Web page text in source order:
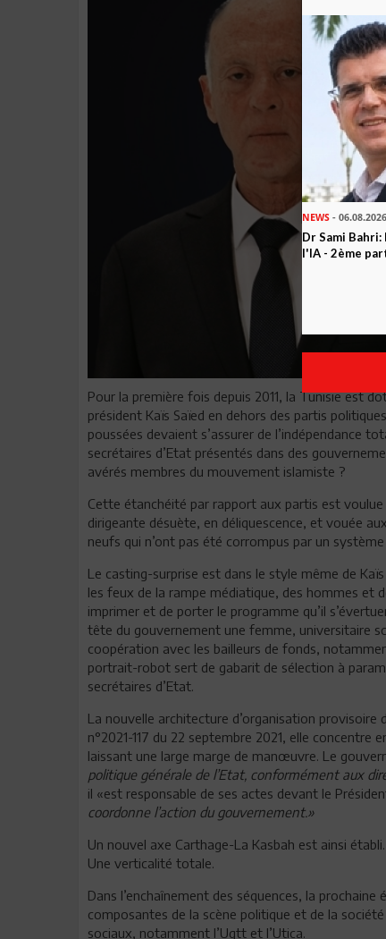
Pour la première fois depuis 2011, la Tunisie est
président Kaïs Saïed en dehors des partis
poussées devaient s’assurer de l’indépendance
secrétaires d’Etat présentés dans des
avérés membres du mouvement islamiste ?
Cette étanchéité par rapport aux partis est
dirigeante désuète, en déliquescence, et vouée
neufs qui n’ont pas été corrompus par un
Le casting-surprise est dans le style même de
les feux de la rampe médiatique, des hommes et
imprimer et de porter le programme qu’il
tête du gouvernement une femme, universitaire
coopération avec les bailleurs de fonds,
portrait-robot sert de gabarit de sélection à
secrétaires d’Etat.
La nouvelle architecture d’organisation
n°2021-117 du 22 septembre 2021, elle
laissant une large marge de manœuvre. Le
politique générale de l’Etat, conformément aux
il «est responsable de ses actes devant le
coordonne l’action du gouvernement.»
Un nouvel axe Carthage-La Kasbah est ainsi
Une verticalité totale.
Dans l’enchaînement des séquences, la
composantes de la scène politique et de la
sociaux, notamment l’Ugtt et l’Utica.
NEWS - 06.08.2026
Dr Sami Bahri:
l'IA - 2ème